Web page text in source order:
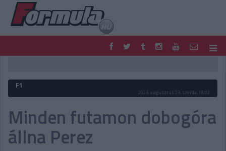
FORMULA
MOTOR
HAZAI
PODCAST
SHOP
LIVE
DIGITÁLIS MAGAZIN
F1
2023. augusztus 23. szerda, 18:02
Minden futamon dobogóra
állna Perez